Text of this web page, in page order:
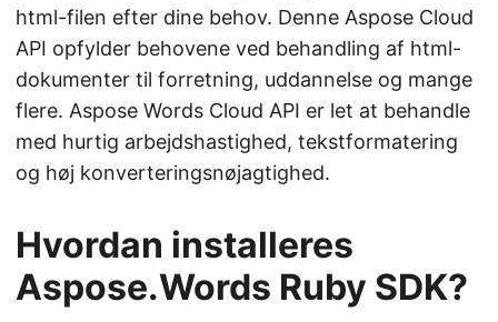
html-filen efter dine behov. Denne Aspose Cloud
API opfylder behovene ved behandling af html-
dokumenter til forretning, uddannelse og mange
flere. Aspose Words Cloud API er let at behandle
med hurtig arbejdshastighed, tekstformatering
og høj konverteringsnøjagtighed.
Hvordan installeres
Aspose.Words Ruby SDK?